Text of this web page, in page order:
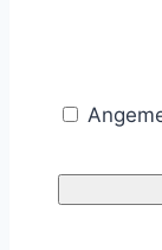
Schleuder-